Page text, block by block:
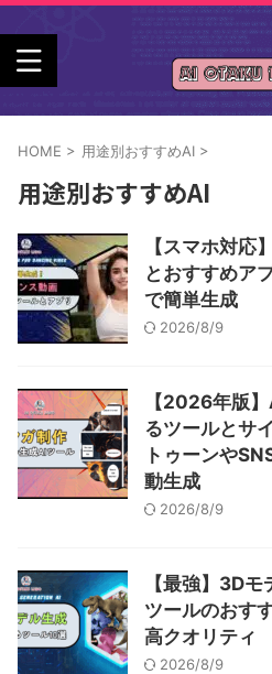
HOME > 用途別おすすめAI >
用途別おすすめAI
【スマホ対応
とおすすめア
で簡単生成
2026/8/9
【2026年版
るツールとサ
トゥーンや
動生成
2026/8/9
【最強】3D
ツールのおす
高クオリティ
2026/8/9